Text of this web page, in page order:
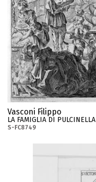
Vasconi Filippo
LA FAMIGLIA DI PULCINELLA
S-FC8749